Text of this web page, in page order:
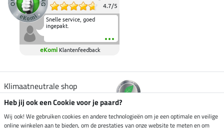
4.7/5
Snelle service, goed
ingepakt.
eKomi Klantenfeedback
Klimaatneutrale shop
Verzending per
Heb jij ook een Cookie voor je paard?
Wij ook! We gebruiken cookies en andere technologieën om je een optimale en veilige
online winkelen aan te bieden, om de prestaties van onze website te meten en om